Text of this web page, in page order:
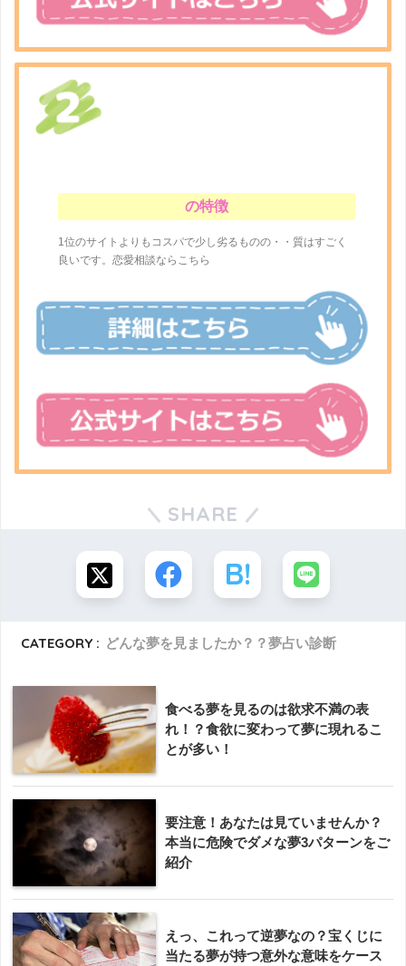
の特徴
1位のサイトよりもコスパで少し劣るものの・・質はすごく
良いです。恋愛相談ならこちら
SHARE
CATEGORY : どんな夢を見ましたか？？夢占い診断
食べる夢を見るのは欲求不満の表
れ！？食欲に変わって夢に現れるこ
とが多い！
要注意！あなたは見ていませんか？
本当に危険でダメな夢3パターンをご
紹介
えっ、これって逆夢なの？宝くじに
当たる夢が持つ意外な意味をケース